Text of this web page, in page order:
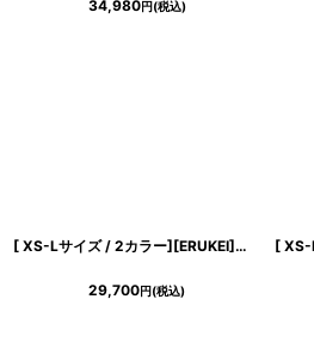
34,980円(税込)
[ XS-Lサイズ / 2カラー][ERUKEI]総レース Vネック 七分袖 花柄 ブラック ホワイト マーメイド ロングドレス ワンピース[送料無料][山崎みどり着用]mybk
29,700円(税込)